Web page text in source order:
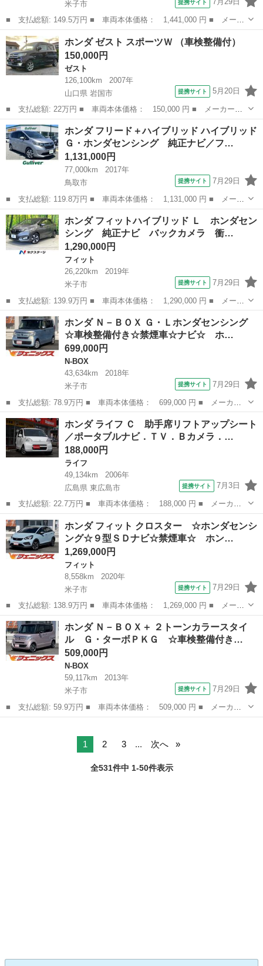
米子市 提携サイト
■ 支払総額: 149.5万円 ■ 車両本体価格： 1,441,000 円 ■ メーカ
ー名： ホンダ ■ 車種名： Ｎ－ＢＯＸ ■ グレード名： ベース
グレード バックカメラ 片側電動スライドドア 障害物センサー
アダプテ...
鳥取 米子市 N-BOX
ホンダ ゼスト スポーツＷ （車検整備付）
150,000円
ゼスト
126,100km
2007年
山口県 岩国市
提携サイト 5月20日
■ 支払総額: 22万円 ■ 車両本体価格： 150,000 円 ■ メーカー
名： ホンダ ■ 車種名： ゼスト ■ グレード名： スポーツＷ
■ 排気量： 660cc ■ ドア枚数： 5D ■ ミッション： AT4速 ■...
山口 岩国市 ゼスト
ホンダ フリード＋ハイブリッド ハイブリッド
Ｇ・ホンダセンシング 純正ナビ／フ…
1,131,000円
77,000km
2017年
鳥取市
提携サイト 7月29日
■ 支払総額: 119.8万円 ■ 車両本体価格： 1,131,000 円 ■ メーカ
ー名： ホンダ ■ 車種名： フリード＋ハイブリッド ■ グレード
名： ハイブリッドＧ・ホンダセンシング 純正ナビ／フルセグ／Ｄ
ＶＤ／Ｃ...
鳥取 鳥取市 ホンダ
ホンダ フィットハイブリッド Ｌ ホンダセン
シング 純正ナビ バックカメラ 衝…
1,290,000円
フィット
26,220km
2019年
米子市
提携サイト 7月29日
■ 支払総額: 139.9万円 ■ 車両本体価格： 1,290,000 円 ■ メーカ
ー名： ホンダ ■ 車種名： フィットハイブリッド ■ グレード
名： Ｌ ホンダセンシング 純正ナビ バックカメラ 衝突被害軽
減システム...
鳥取 米子市 フィット
ホンダ Ｎ－ＢＯＸ Ｇ・Ｌホンダセンシング
☆車検整備付き☆禁煙車☆ナビ☆ ホ…
699,000円
N-BOX
43,634km
2018年
米子市
提携サイト 7月29日
■ 支払総額: 78.9万円 ■ 車両本体価格： 699,000 円 ■ メーカー
名： ホンダ ■ 車種名： Ｎ－ＢＯＸ ■ グレード名： Ｇ・Ｌホ
ンダセンシング ☆車検整備付き☆禁煙車☆ナビ☆ ホンダセンシン
グ☆メモリー...
鳥取 米子市 N-BOX
ホンダ ライフ Ｃ 助手席リフトアップシート
／ポータブルナビ．ＴＶ．Ｂカメラ．…
188,000円
ライフ
49,134km
2006年
広島県 東広島市
提携サイト 7月3日
■ 支払総額: 22.7万円 ■ 車両本体価格： 188,000 円 ■ メーカー
名： ホンダ ■ 車種名： ライフ ■ グレード名： Ｃ 助手席リ
フトアップシート／ポータブルナビ．ＴＶ．Ｂカメラ．純正ＣＤチュ
ーナー．ドラ...
広島 東広島市 ライフ
ホンダ フィット クロスター ☆ホンダセンシ
ング☆９型ＳＤナビ☆禁煙車☆ ホン…
1,269,000円
フィット
8,558km
2020年
米子市
提携サイト 7月29日
■ 支払総額: 138.9万円 ■ 車両本体価格： 1,269,000 円 ■ メーカ
ー名： ホンダ ■ 車種名： フィット ■ グレード名： クロスタ
ー ☆ホンダセンシング☆９型ＳＤナビ☆禁煙車☆ ホンダセンシン
グ☆９型...
鳥取 米子市 フィット
ホンダ Ｎ－ＢＯＸ＋ ２トーンカラースタイ
ル Ｇ・ターボＰＫＧ ☆車検整備付き…
509,000円
N-BOX
59,117km
2013年
米子市
提携サイト 7月29日
■ 支払総額: 59.9万円 ■ 車両本体価格： 509,000 円 ■ メーカー
名： ホンダ ■ 車種名： Ｎ－ＢＯＸ＋ ■ グレード名： ２トー
1 2 3 ... 次へ
全531件中 1-50件表示